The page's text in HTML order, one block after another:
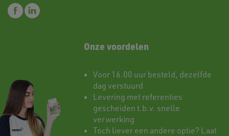
Onze voordelen
Voor 16.00 uur besteld, dezelfde
dag verstuurd
Levering met referenties
gescheiden t.b.v. snelle
verwerking
Toch liever een andere optie? Laat